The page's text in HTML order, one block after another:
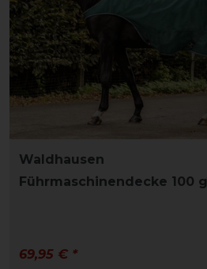
Waldhausen
Führmaschinendecke 100 g
69,95 € *